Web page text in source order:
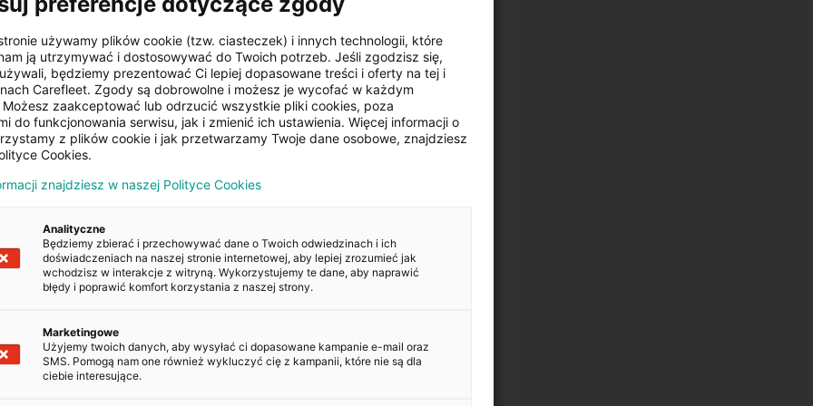
Klimatyzacja
automatyczna
Kierownica
wielofunkcyjna
Światła przeciwmgielne
Kopiuj
używamy plików cookie (tzw. ciasteczek) i innych technologii, które
ją utrzymywać i dostosowywać do Twoich potrzeb. Jeśli zgodzisz się,
będziemy prezentować Ci lepiej dopasowane treści i oferty na tej i
Carefleet. Zgody są dobrowolne i możesz je wycofać w każdym
Możesz zaakceptować lub odrzucić wszystkie pliki cookies, poza
do funkcjonowania serwisu, jak i zmienić ich ustawienia. Więcej informacji o
z plików cookie i jak przetwarzamy Twoje dane osobowe, znajdziesz
Cookies.
znajdziesz w naszej Polityce Cookies
Analityczne
Będziemy zbierać i przechowywać dane o Twoich odwiedzinach i ich
doświadczeniach na naszej stronie internetowej, aby lepiej zrozumieć jak
wchodzisz w interakcje z witryną. Wykorzystujemy te dane, aby naprawić
błędy i poprawić komfort korzystania z naszej strony.
Marketingowe
Użyjemy twoich danych, aby wysyłać ci dopasowane kampanie e-mail oraz
SMS. Pomogą nam one również wykluczyć cię z kampanii, które nie są dla
ciebie interesujące.